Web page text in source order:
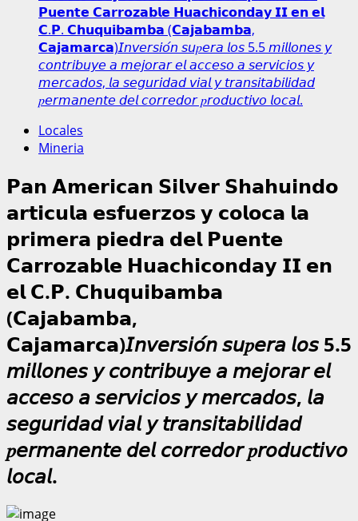
𝗣𝘂𝗲𝗻𝘁𝗲 𝗖𝗮𝗿𝗿𝗼𝘇𝗮𝗯𝗹𝗲 𝗛𝘂𝗮𝗰𝗵𝗶𝗰𝗼𝗻𝗱𝗮𝘆 𝗜𝗜 𝗲𝗻 𝗲𝗹
𝗖.𝗣. 𝗖𝗵𝘂𝗾𝘂𝗶𝗯𝗮𝗺𝗯𝗮 (𝗖𝗮𝗷𝗮𝗯𝗮𝗺𝗯𝗮,
𝗖𝗮𝗷𝗮𝗺𝗮𝗿𝗰𝗮)𝘐𝘯𝘷𝘦𝘳𝘴𝘪𝘰́𝘯 𝘴𝘶𝑝𝘦𝘳𝘢 𝘭𝘰𝘴 5.5 𝘮𝘪𝘭𝘭𝘰𝘯𝘦𝘴 𝘺
𝘤𝘰𝘯𝘵𝘳𝘪𝘣𝘶𝘺𝘦 𝘢 𝘮𝘦𝘫𝘰𝘳𝘢𝘳 𝘦𝘭 𝘢𝘤𝘤𝘦𝘴𝘰 𝘢 𝘴𝘦𝘳𝘷𝘪𝘤𝘪𝘰𝘴 𝘺
𝘮𝘦𝘳𝘤𝘢𝘥𝘰𝘴, 𝘭𝘢 𝘴𝘦𝘨𝘶𝘳𝘪𝘥𝘢𝘥 𝘷𝘪𝘢𝘭 𝘺 𝘵𝘳𝘢𝘯𝘴𝘪𝘵𝘢𝘣𝘪𝘭𝘪𝘥𝘢𝘥
𝑝𝘦𝘳𝘮𝘢𝘯𝘦𝘯𝘵𝘦 𝘥𝘦𝘭 𝘤𝘰𝘳𝘳𝘦𝘥𝘰𝘳 𝑝𝘳𝘰𝘥𝘶𝘤𝘵𝘪𝘷𝘰 𝘭𝘰𝘤𝘢𝘭.
Locales
Mineria
𝗣𝗮𝗻 𝗔𝗺𝗲𝗿𝗶𝗰𝗮𝗻 𝗦𝗶𝗹𝘃𝗲𝗿 𝗦𝗵𝗮𝗵𝘂𝗶𝗻𝗱𝗼
𝗮𝗿𝘁𝗶𝗰𝘂𝗹𝗮 𝗲𝘀𝗳𝘂𝗲𝗿𝘇𝗼𝘀 𝘆 𝗰𝗼𝗹𝗼𝗰𝗮 𝗹𝗮
𝗽𝗿𝗶𝗺𝗲𝗿𝗮 𝗽𝗶𝗲𝗱𝗿𝗮 𝗱𝗲𝗹 𝗣𝘂𝗲𝗻𝘁𝗲
𝗖𝗮𝗿𝗿𝗼𝘇𝗮𝗯𝗹𝗲 𝗛𝘂𝗮𝗰𝗵𝗶𝗰𝗼𝗻𝗱𝗮𝘆 𝗜𝗜 𝗲𝗻
𝗲𝗹 𝗖.𝗣. 𝗖𝗵𝘂𝗾𝘂𝗶𝗯𝗮𝗺𝗯𝗮
(𝗖𝗮𝗷𝗮𝗯𝗮𝗺𝗯𝗮,
𝗖𝗮𝗷𝗮𝗺𝗮𝗿𝗰𝗮)𝘐𝘯𝘷𝘦𝘳𝘴𝘪𝘰́𝘯 𝘴𝘶𝑝𝘦𝘳𝘢 𝘭𝘰𝘴 5.5
𝘮𝘪𝘭𝘭𝘰𝘯𝘦𝘴 𝘺 𝘤𝘰𝘯𝘵𝘳𝘪𝘣𝘶𝘺𝘦 𝘢 𝘮𝘦𝘫𝘰𝘳𝘢𝘳 𝘦𝘭
𝘢𝘤𝘤𝘦𝘴𝘰 𝘢 𝘴𝘦𝘳𝘷𝘪𝘤𝘪𝘰𝘴 𝘺 𝘮𝘦𝘳𝘤𝘢𝘥𝘰𝘴, 𝘭𝘢
𝘴𝘦𝘨𝘶𝘳𝘪𝘥𝘢𝘥 𝘷𝘪𝘢𝘭 𝘺 𝘵𝘳𝘢𝘯𝘴𝘪𝘵𝘢𝘣𝘪𝘭𝘪𝘥𝘢𝘥
𝑝𝘦𝘳𝘮𝘢𝘯𝘦𝘯𝘵𝘦 𝘥𝘦𝘭 𝘤𝘰𝘳𝘳𝘦𝘥𝘰𝘳 𝑝𝘳𝘰𝘥𝘶𝘤𝘵𝘪𝘷𝘰
𝘭𝘰𝘤𝘢𝘭.